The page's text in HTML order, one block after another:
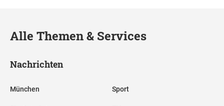
Alle Themen & Services
Nachrichten
München Sport